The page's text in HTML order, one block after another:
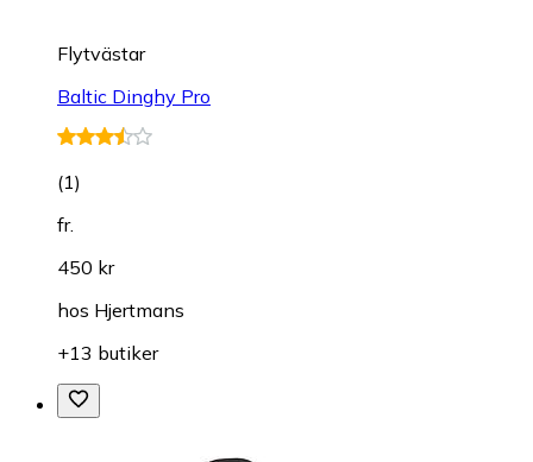
Flytvästar
Baltic Dinghy Pro
(1)
fr.
450 kr
hos Hjertmans
+13 butiker